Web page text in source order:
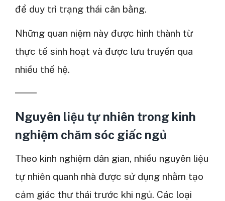
để duy trì trạng thái cân bằng.
Những quan niệm này được hình thành từ
thực tế sinh hoạt và được lưu truyền qua
nhiều thế hệ.
Nguyên liệu tự nhiên trong kinh
nghiệm chăm sóc giấc ngủ
Theo kinh nghiệm dân gian, nhiều nguyên liệu
tự nhiên quanh nhà được sử dụng nhằm tạo
cảm giác thư thái trước khi ngủ. Các loại